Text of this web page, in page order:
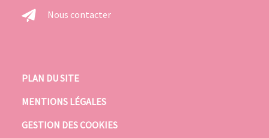
Nous contacter
PLAN DU SITE
MENTIONS LÉGALES
GESTION DES COOKIES